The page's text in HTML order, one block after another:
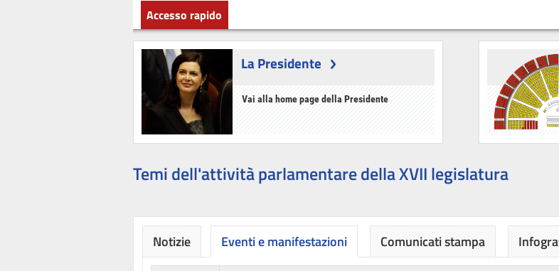
Accesso rapido
La Presidente
Vai alla home page della Presidente
Temi dell'attività parlamentare della XVII legislatura
Notizie Eventi e manifestazioni Comunicati stampa